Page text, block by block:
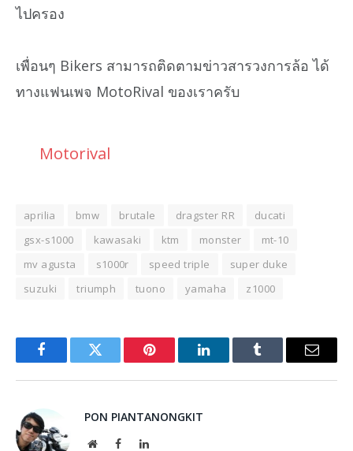
ไปครอง
เพื่อนๆ Bikers สามารถติดตามข่าวสารวงการล้อ ได้
ทางแฟนเพจ MotoRival ของเราครับ
Motorival
aprilia bmw brutale dragster RR
ducati
gsx-s1000
kawasaki ktm monster
mt-10
mv agusta
s1000r speed triple
super duke
suzuki
triumph tuono yamaha z1000
FacebookTwitter Pinterest LinkedInTumblr Email
PON PIANTANONGKIT
WebsiteFacebookLinkedIn